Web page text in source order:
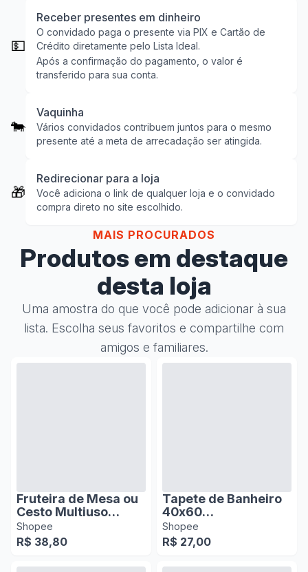
💵
Receber presentes em dinheiro
O convidado paga o presente via PIX e Cartão de
Crédito diretamente pelo Lista Ideal.
Após a confirmação do pagamento, o valor é
transferido para sua conta.
🐄
Vaquinha
Vários convidados contribuem juntos para o mesmo
presente até a meta de arrecadação ser atingida.
🎁
Redirecionar para a loja
Você adiciona o link de qualquer loja e o convidado
compra direto no site escolhido.
MAIS PROCURADOS
Produtos em destaque
desta loja
Uma amostra do que você pode adicionar à sua
lista. Escolha seus favoritos e compartilhe com
amigos e familiares.
Fruteira de Mesa ou
Cesto Multiuso
Cesta de metal
portátil Organizador
para Casa Cozinha
Escritório
Shopee
R$ 38,80
Tapete de Banheiro
40x60
Antiderrapante
Absorvente
Microfibra Bolinha
Macarrão
Shopee
R$ 27,00